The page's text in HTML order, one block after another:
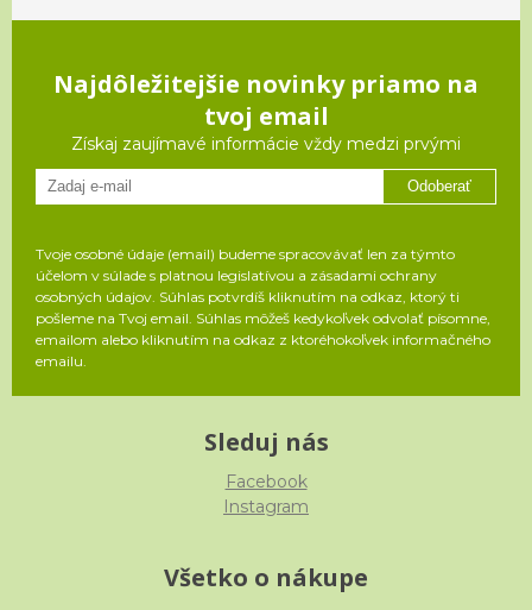
Najdôležitejšie novinky priamo na
tvoj email
Získaj zaujímavé informácie vždy medzi prvými
Odoberať
Tvoje osobné údaje (email) budeme spracovávať len za týmto
účelom v súlade s platnou legislatívou a zásadami ochrany
osobných údajov. Súhlas potvrdíš kliknutím na odkaz, ktorý ti
pošleme na Tvoj email. Súhlas môžeš kedykoľvek odvolať písomne,
emailom alebo kliknutím na odkaz z ktoréhokoľvek informačného
emailu.
Sleduj nás
Facebook
Instagram
Všetko o nákupe